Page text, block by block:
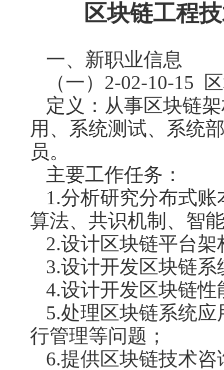
区块链工程
一、新职业信息
（一）2-02-10-15
定义：从事区块链
用、系统测试、系统
员。
主要工作任务：
1.分析研究分布式
算法、共识机制、智
2.设计区块链平台
3.设计开发区块链
4.设计开发区块链
5.处理区块链系统
行管理等问题；
6.提供区块链技术咨